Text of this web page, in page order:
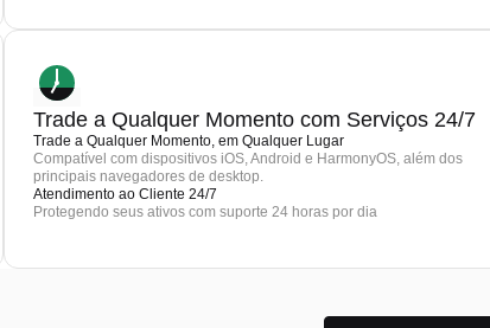
Trade a Qualquer Momento com Serviços 24/7
Trade a Qualquer Momento, em Qualquer Lugar
Compatível com dispositivos iOS, Android e HarmonyOS, além dos
principais navegadores de desktop.
Atendimento ao Cliente 24/7
Protegendo seus ativos com suporte 24 horas por dia